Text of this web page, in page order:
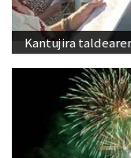
Kantujira